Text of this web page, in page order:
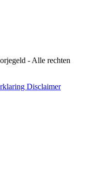
- Alle rechten
Disclaimer